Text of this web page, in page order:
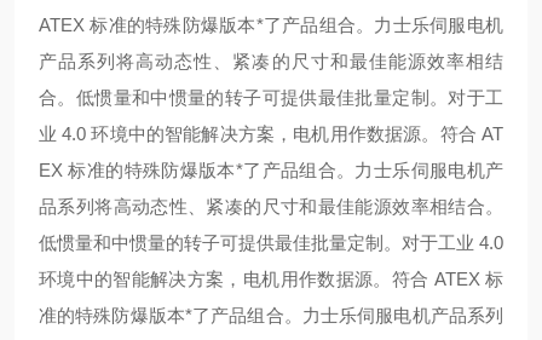
ATEX 标准的特殊防爆版本*了产品组合。 力士乐伺服电机
产品系列将高动态性、紧凑的尺寸和最佳能源效率相结
合。低惯量和中惯量的转子可提供最佳批量定制。对于工
业 4.0 环境中的智能解决方案，电机用作数据源。符合 AT
EX 标准的特殊防爆版本*了产品组合。 力士乐伺服电机产
品系列将高动态性、紧凑的尺寸和最佳能源效率相结合。
低惯量和中惯量的转子可提供最佳批量定制。对于工业 4.0
环境中的智能解决方案，电机用作数据源。符合 ATEX 标
准的特殊防爆版本*了产品组合。 力士乐伺服电机产品系列